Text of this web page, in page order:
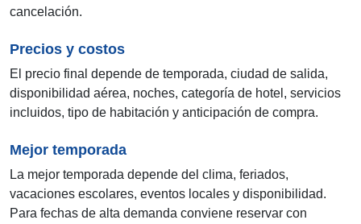
cancelación.
Precios y costos
El precio final depende de temporada, ciudad de salida,
disponibilidad aérea, noches, categoría de hotel, servicios
incluidos, tipo de habitación y anticipación de compra.
Mejor temporada
La mejor temporada depende del clima, feriados,
vacaciones escolares, eventos locales y disponibilidad.
Para fechas de alta demanda conviene reservar con